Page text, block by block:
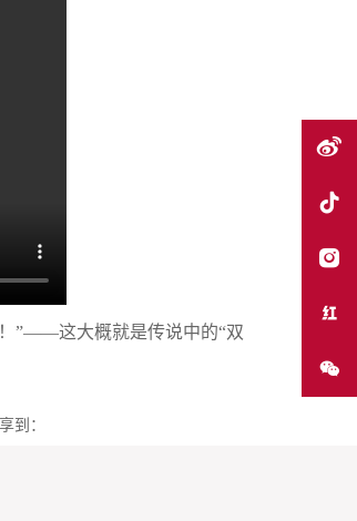
”——这大概就是传说中的“双
到：